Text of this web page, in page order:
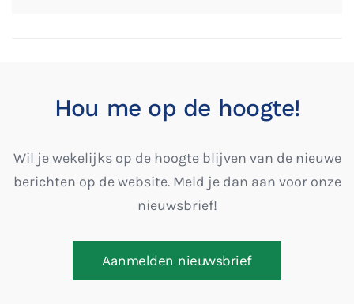
Hou me op de hoogte!
Wil je wekelijks op de hoogte blijven van de nieuwe
berichten op de website. Meld je dan aan voor onze
nieuwsbrief!
Aanmelden nieuwsbrief